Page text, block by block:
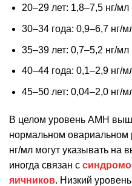
20–29 лет: 1,8–7,5 нг/мл
30–34 года: 0,9–6,7 нг/
35–39 лет: 0,7–5,2 нг/мл
40–44 года: 0,1–2,9 нг/
45–50 лет: 0,04–2,0 нг/
В целом уровень AMH
нормальном
нг/мл могут указывать на
иногда связан с
яичников. Низкий